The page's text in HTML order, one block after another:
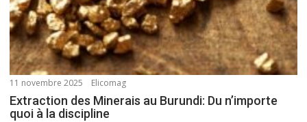
11 novembre 2025 Elicomag
Extraction des Minerais au Burundi: Du n’importe
quoi à la discipline